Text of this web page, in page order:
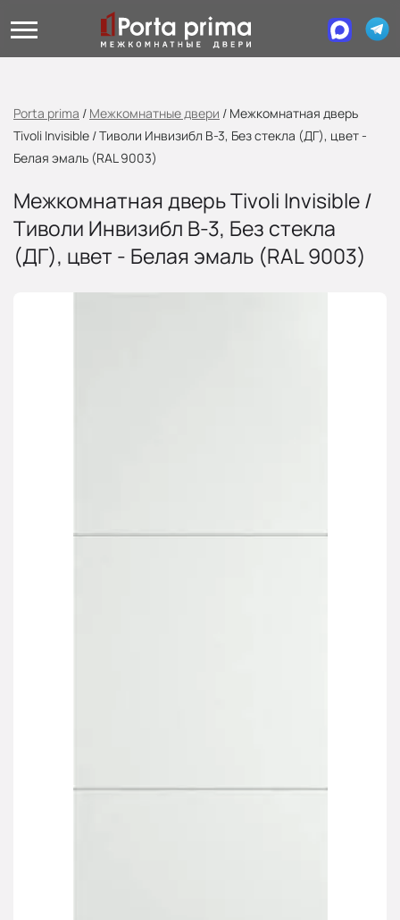
Porta prima / Межкомнатные двери / Межкомнатная дверь
Tivoli Invisible / Тиволи Инвизибл В-3, Без стекла (ДГ), цвет -
Белая эмаль (RAL 9003)
Межкомнатная дверь Tivoli Invisible /
Тиволи Инвизибл В-3, Без стекла
(ДГ), цвет - Белая эмаль (RAL 9003)